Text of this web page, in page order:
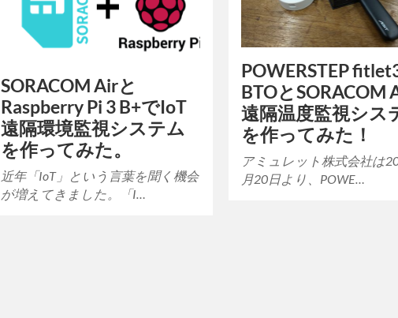
POWERSTEP
BTOとSORACOM
遠隔温度監視シス
を作ってみた！
アミュレット株式会社は
月20日より、POWE…
SORACOM Airと
Raspberry Pi 3 B+でIoT
遠隔環境監視システム
を作ってみた。
近年「IoT」という言葉を聞く機会
が増えてきました。「I…